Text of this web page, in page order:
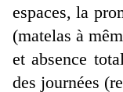
espaces, la
(matelas à
et absence
des journées